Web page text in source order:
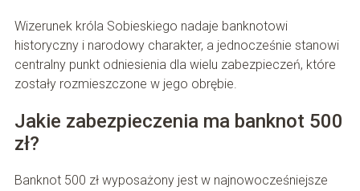
Wizerunek króla Sobieskiego nadaje banknotowi
historyczny i narodowy charakter, a jednocześnie stanowi
centralny punkt odniesienia dla wielu zabezpieczeń, które
zostały rozmieszczone w jego obrębie.
Jakie zabezpieczenia ma banknot 500
zł?
Banknot 500 zł wyposażony jest w najnowocześniejsze